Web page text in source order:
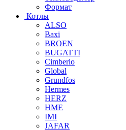
Формат
Котлы
ALSO
Baxi
BROEN
BUGATTI
Cimberio
Global
Grundfos
Hermes
HERZ
HME
IMI
JAFAR